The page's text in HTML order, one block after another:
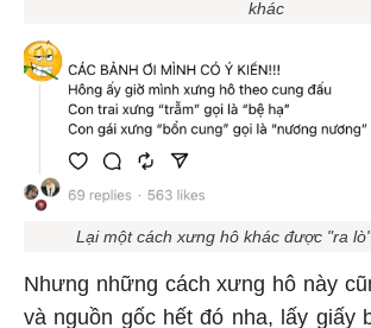
khác
Lại một cách xưng hô khác được "ra
Nhưng những cách xưng hô này
và nguồn gốc hết đó nha, lấy giấy